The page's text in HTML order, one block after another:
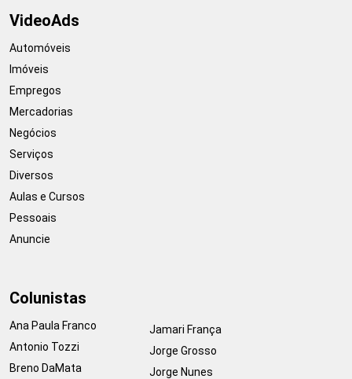
VideoAds
Automóveis
Imóveis
Empregos
Mercadorias
Negócios
Serviços
Diversos
Aulas e Cursos
Pessoais
Anuncie
Colunistas
Ana Paula Franco
Antonio Tozzi
Breno DaMata
Jamari França
Jorge Grosso
Jorge Nunes